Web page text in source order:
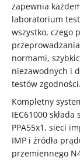
zapewnia
laboratorium
wszystko, czego
normami,
niezawodnych i
testów zgodności.
Kompletny
IEC61000 składa
PPA55x1, sieci
IMP i źródła
przemiennego